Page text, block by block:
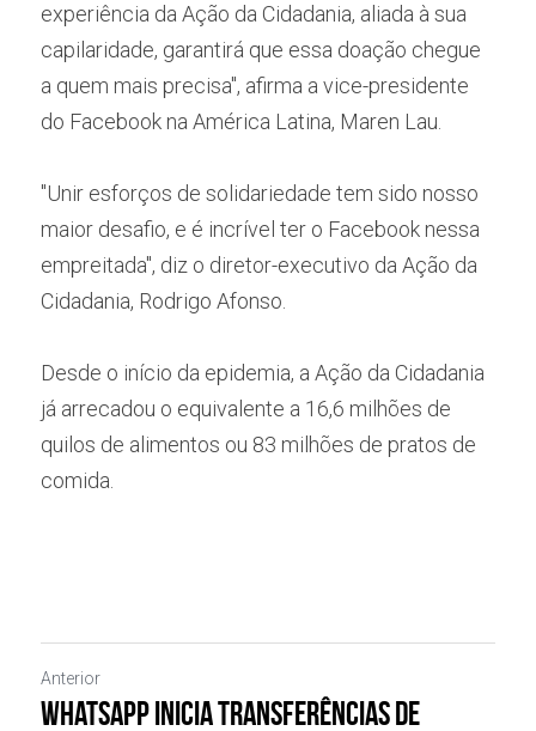
experiência da Ação da Cidadania, aliada à sua
capilaridade, garantirá que essa doação chegue
a quem mais precisa", afirma a vice-presidente
do Facebook na América Latina, Maren Lau.
"Unir esforços de solidariedade tem sido nosso
maior desafio, e é incrível ter o Facebook nessa
empreitada", diz o diretor-executivo da Ação da
Cidadania, Rodrigo Afonso.
Desde o início da epidemia, a Ação da Cidadania
já arrecadou o equivalente a 16,6 milhões de
quilos de alimentos ou 83 milhões de pratos de
comida. ​
Anterior
WhatsApp inicia transferências de